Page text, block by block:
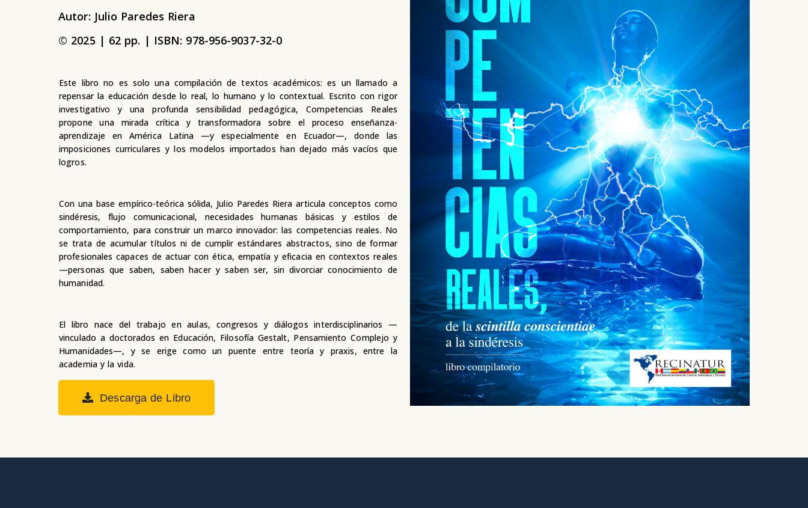
Autor: Julio Paredes Riera
© 2025 | 62 pp. | ISBN: 978-956-9037-32-0
Este libro no es solo una compilación de textos académicos: es un llamado a
repensar la educación desde lo real, lo humano y lo contextual. Escrito con rigor
investigativo y una profunda sensibilidad pedagógica, Competencias Reales
propone una mirada crítica y transformadora sobre el proceso enseñanza-
aprendizaje en América Latina —y especialmente en Ecuador—, donde las
imposiciones curriculares y los modelos importados han dejado más vacíos que
logros.
Con una base empírico-teórica sólida, Julio Paredes Riera articula conceptos como
sindéresis, flujo comunicacional, necesidades humanas básicas y estilos de
comportamiento, para construir un marco innovador: las competencias reales. No
se trata de acumular títulos ni de cumplir estándares abstractos, sino de formar
profesionales capaces de actuar con ética, empatía y eficacia en contextos reales
—personas que saben, saben hacer y saben ser, sin divorciar conocimiento de
humanidad.
El libro nace del trabajo en aulas, congresos y diálogos interdisciplinarios —
vinculado a doctorados en Educación, Filosofía Gestalt, Pensamiento Complejo y
Humanidades—, y se erige como un puente entre teoría y praxis, entre la
academia y la vida.
Descarga de Libro